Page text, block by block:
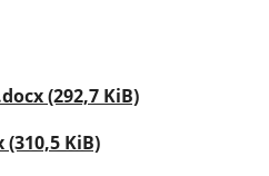
(292,7 KiB)
(310,5 KiB)